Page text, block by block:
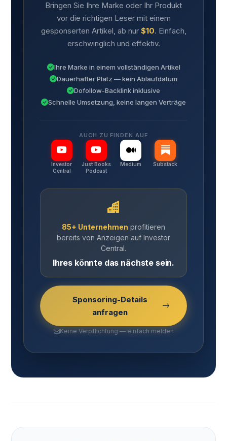
Bringen Sie Ihre Marke oder Ihr Produkt
vor die richtigen Leser mit einem
gesponserten Artikel, ab nur $10. Einfach,
erschwinglich und effektiv.
Ihre Marke in einem vollständigen Artikel
Dauerhafter Platz — kein Ablaufdatum
Dofollow-Backlink inklusive
Schnelle Umsetzung, keine langen Verträge
AUCH ZU FINDEN AUF
Investor
Central
Just Books
Podcast
Medium Substack
85+ Unternehmen profitieren
bereits von Anzeigen auf Investor
Central.
Ihres könnte das nächste sein.
Sponsoring-Details
anfragen
Keine Verpflichtung — einfach melden